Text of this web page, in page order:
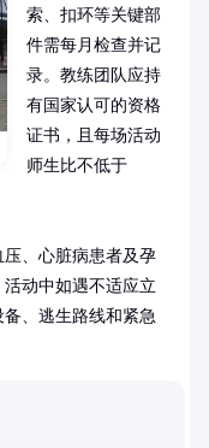
索、扣环等关键部
件需每月检查并记
录。教练团队应持
有国家认可的资格
证书，且每场活动
师生比不低于
、心脏病患者及孕
动中如遇不适应立
、逃生路线和紧急